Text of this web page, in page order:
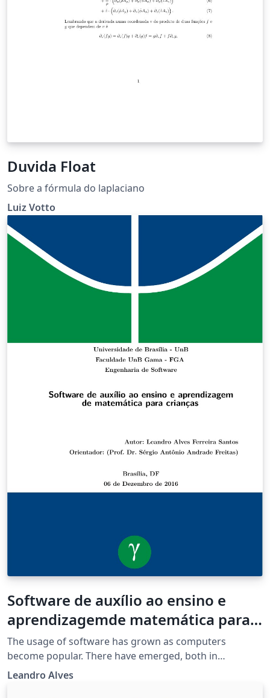
Duvida Float
Sobre a fórmula do laplaciano
Luiz Votto
Software de auxílio ao ensino e
aprendizagemde matemática para
crianças
The usage of software has grown as computers
become popular. There have emerged, both in
academia and in the market, technological solutions for
Leandro Alves